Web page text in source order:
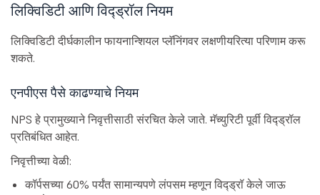
लिक्विडिटी आणि विद्ड्रॉल नियम
लिक्विडिटी दीर्घकालीन फायनान्शियल प्लॅनिंगवर लक्षणीयरित्या परिणाम करू
शकते.
एनपीएस पैसे काढण्याचे नियम
NPS हे प्रामुख्याने निवृत्तीसाठी संरचित केले जाते. मॅच्युरिटी पूर्वी विद्ड्रॉल
प्रतिबंधित आहेत.
निवृत्तीच्या वेळी:
कॉर्पसच्या 60% पर्यंत सामान्यपणे लंपसम म्हणून विद्ड्रॉ केले जाऊ